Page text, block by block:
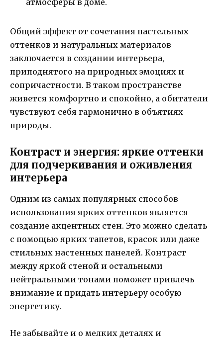
Общий эффект от сочетания пастельных
оттенков и натуральных материалов
заключается в создании интерьера,
приподнятого на природных эмоциях и
сопричастности. В таком пространстве
живется комфортно и спокойно, а обитатели
чувствуют себя гармонично в объятиях
природы.
Контраст и энергия: яркие оттенки
для подчеркивания и оживления
интерьера
Одним из самых популярных способов
использования ярких оттенков является
создание акцентных стен. Это можно сделать
с помощью ярких тапетов, красок или даже
стильных настенных панелей. Контраст
между яркой стеной и остальными
нейтральными тонами поможет привлечь
внимание и придать интерьеру особую
энергетику.
Не забывайте и о мелких деталях и